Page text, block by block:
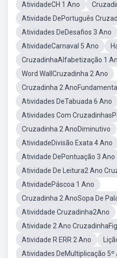
AtividadeCH 1 Ano
Atividade DePortuguês
Atividades DeDesafios 3 Ano
AtividadeCarnaval 5 Ano
CruzadinhaAlfabetização 1
Word WallCruzadinha 2 Ano
Cruzadinha 2 AnoFundamental
Atividades DeTabuada 6 Ano
Atividades Com
Cruzadinha 2 AnoDiminutivo
AtividadeDivisão Exata 4 Ano
Atividade DePontuação 3 Ano
Atividade De Leitura2 Ano
AtividadePáscoa 1 Ano
Cruzadinha 2 AnoSopa De
Atividdade Cruzadinha2Ano
Atividade 2 Ano
Atividade R ERR 2 Ano
Atividades DeMultiplicação 5º